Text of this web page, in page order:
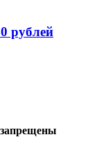
рублей